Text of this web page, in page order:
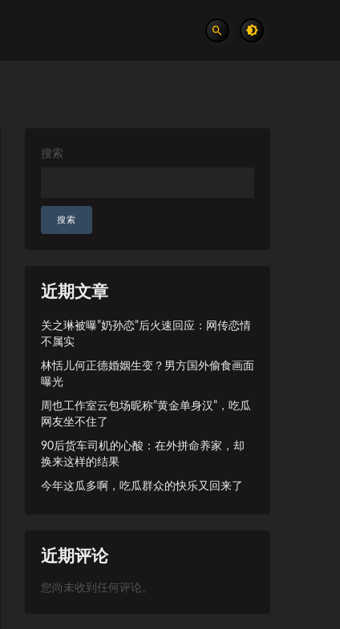
搜索
搜索
近期文章
关之琳被曝”奶孙恋”后火速回应：网传恋情
不属实
林恬儿何正德婚姻生变？男方国外偷食画面
曝光
周也工作室云包场昵称”黄金单身汉”，吃瓜
网友坐不住了
90后货车司机的心酸：在外拼命养家，却
换来这样的结果
今年这瓜多啊，吃瓜群众的快乐又回来了
近期评论
您尚未收到任何评论。